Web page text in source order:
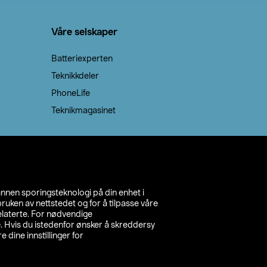
sporingsteknologi på din enhet i
av nettstedet og for å tilpasse våre
For nødvendige
Hvis du istedenfor ønsker å skreddersy
dine innstillinger for
Våre selskaper
Batteriexperten
Teknikkdeler
PhoneLife
Teknikmagasinet